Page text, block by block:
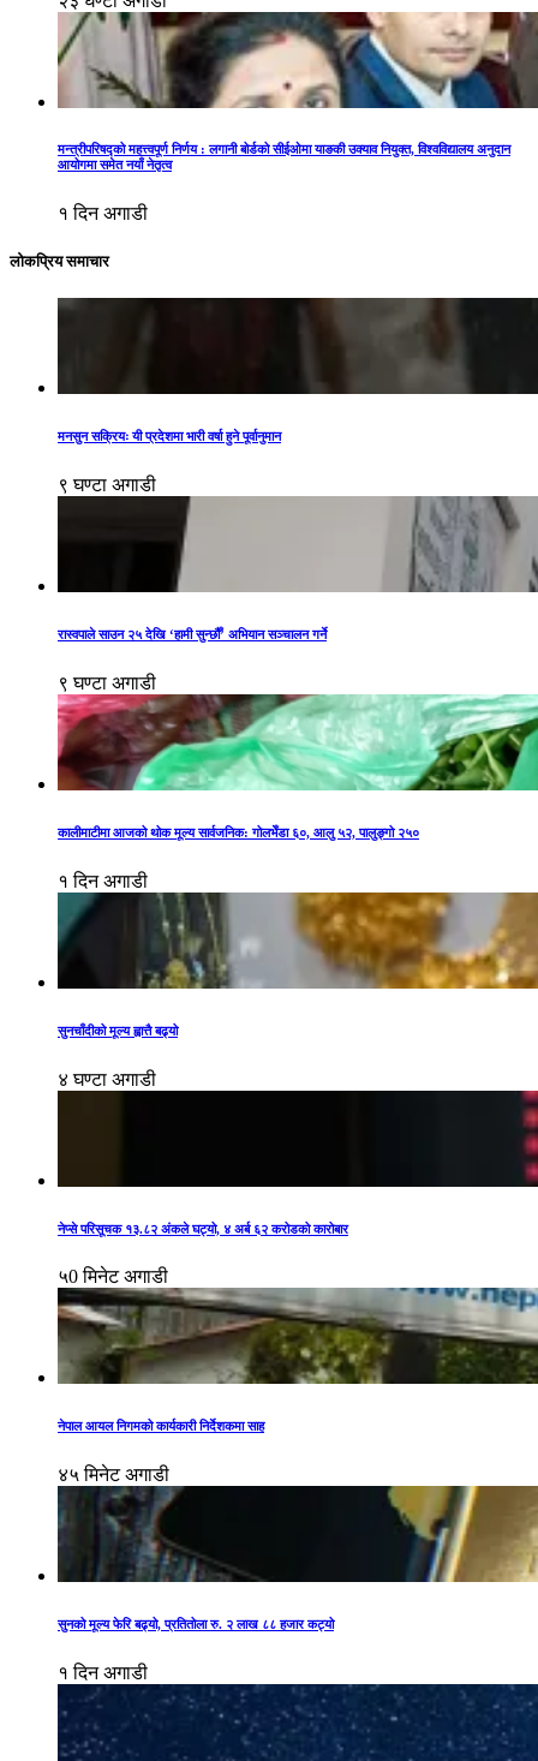
मन्त्रीपरिषद्को महत्त्वपूर्ण निर्णय : लगानी बोर्डको सीईओमा याङकी उक्याव नियुक्त, विश्वविद्यालय अनुदान
आयोगमा समेत नयाँ नेतृत्व
१ दिन अगाडी
लोकप्रिय समाचार
मनसुन सक्रियः यी प्रदेशमा भारी वर्षा हुने पूर्वानुमान
९ घण्टा अगाडी
रास्वपाले साउन २५ देखि ‘हामी सुन्छौँ’ अभियान सञ्चालन गर्ने
९ घण्टा अगाडी
कालीमाटीमा आजको थोक मूल्य सार्वजनिक: गोलभेँडा ६०, आलु ५२, पालुङ्गो २५०
१ दिन अगाडी
सुनचाँदीको मूल्य ह्वात्तै बढ्यो
४ घण्टा अगाडी
नेप्से परिसूचक १३.८२ अंकले घट्यो, ४ अर्ब ६२ करोडको कारोबार
५0 मिनेट अगाडी
नेपाल आयल निगमको कार्यकारी निर्देशकमा साह
४५ मिनेट अगाडी
सुनको मूल्य फेरि बढ्यो, प्रतितोला रु. २ लाख ८८ हजार कट्यो
१ दिन अगाडी